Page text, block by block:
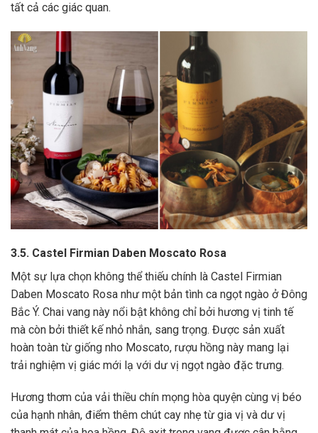
tất cả các giác quan.
3.5. Castel Firmian Daben Moscato Rosa
Một sự lựa chọn không thể thiếu chính là Castel Firmian
Daben Moscato Rosa như một bản tình ca ngọt ngào ở Đông
Bắc Ý. Chai vang này nổi bật không chỉ bởi hương vị tinh tế
mà còn bởi thiết kế nhỏ nhắn, sang trọng. Được sản xuất
hoàn toàn từ giống nho Moscato, rượu hồng này mang lại
trải nghiệm vị giác mới lạ với dư vị ngọt ngào đặc trưng.
Hương thơm của vải thiều chín mọng hòa quyện cùng vị béo
của hạnh nhân, điểm thêm chút cay nhẹ từ gia vị và dư vị